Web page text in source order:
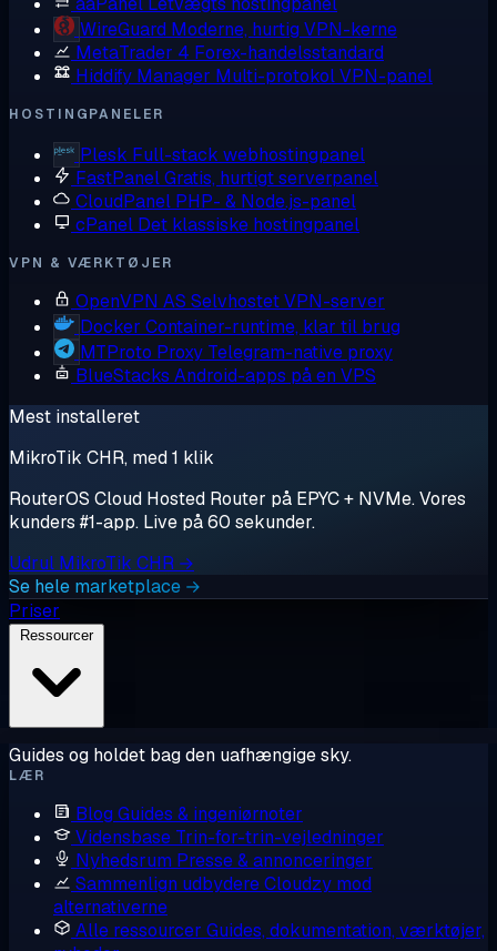
WireGuard Moderne, hurtig VPN-kerne
MetaTrader 4 Forex-handelsstandard
Hiddify Manager Multi-protokol VPN-panel
HOSTINGPANELER
Plesk Full-stack webhostingpanel
FastPanelGratis, hurtigt serverpanel
CloudPanel PHP- & Node.js-panel
cPanel Det klassiske hostingpanel
VPN & VÆRKTØJER
OpenVPN AS Selvhostet VPN-server
Docker Container-runtime, klar til brug
MTProto Proxy Telegram-native proxy
BlueStacks Android-apps på en VPS
Mest installeret
MikroTik CHR, med 1 klik
RouterOS Cloud Hosted Router på EPYC + NVMe. Vores
kunders #1-app. Live på 60 sekunder.
Udrul MikroTik CHR →
Se hele marketplace →
Priser
Ressourcer
Guides og holdet bag den uafhængige sky.
LÆR
Blog Guides & ingeniørnoter
Vidensbase Trin-for-trin-vejledninger
Nyhedsrum Presse & annonceringer
Sammenlign udbydereCloudzy mod
alternativerne
Alle ressourcer Guides, dokumentation, værktøjer,